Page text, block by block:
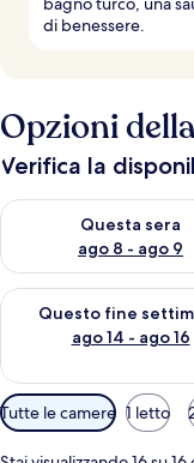
di benessere.
Opzioni
Verifica la
Questa sera
ago 8 - ago 9
Verifica la
Questo fine
ago 14 - ago 16
Verifica la
Filtri
disponibili
per
Tutte le camere 1 letto